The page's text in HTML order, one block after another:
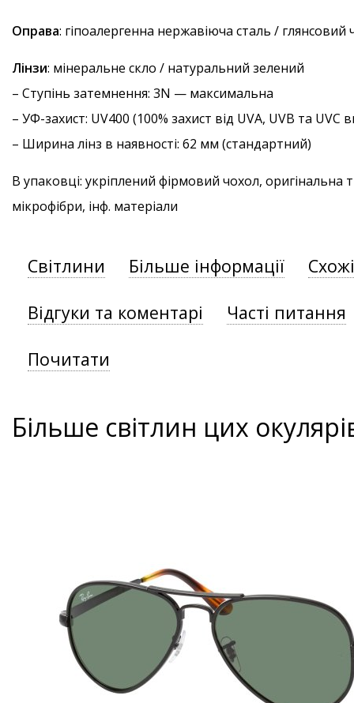
Оправа: гіпоалергенна нержавіюча сталь / глянсовий
Лінзи: мінеральне скло / натуральний зелений
– Ступінь затемнення: 3N — максимальна
– УФ-захист: UV400 (100% захист від UVA, UVB та
– Ширина лінз в наявності: 62 мм (стандартний)
В упаковці: укріплений фірмовий чохол, оригінальна
мікрофібри, інф. матеріали
Світлини Більше інформації
Відгуки та коментарі Часті питання
Почитати
Більше світлин цих